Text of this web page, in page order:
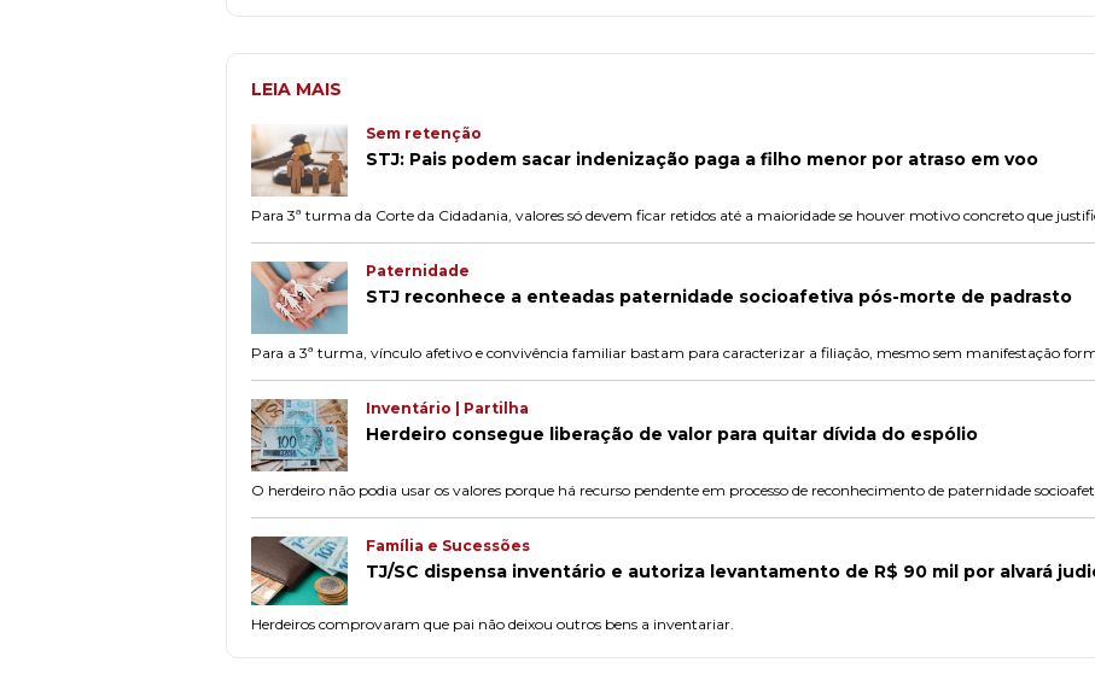
LEIA MAIS
Sem retenção
STJ: Pais podem sacar indenização paga a filho menor por atraso em voo
Para 3ª turma da Corte da Cidadania, valores só devem ficar retidos até a maioridade se houver motivo concreto que
Paternidade
STJ reconhece a enteadas paternidade socioafetiva pós-morte de padrasto
Para a 3ª turma, vínculo afetivo e convivência familiar bastam para caracterizar a filiação, mesmo sem manifestação
Inventário | Partilha
Herdeiro consegue liberação de valor para quitar dívida do espólio
O herdeiro não podia usar os valores porque há recurso pendente em processo de reconhecimento de paternidade
Família e Sucessões
TJ/SC dispensa inventário e autoriza levantamento de R$ 90 mil por alvará
Herdeiros comprovaram que pai não deixou outros bens a inventariar.